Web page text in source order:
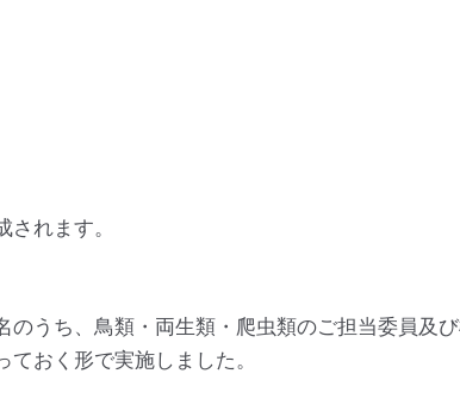
れます。
うち、鳥類・両生類・爬虫類のご担当委員及
おく形で実施しました。